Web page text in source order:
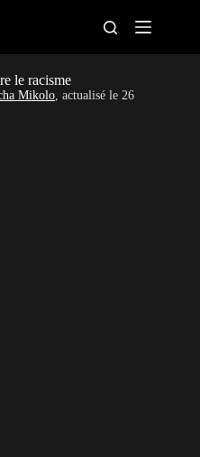
féminine
le racisme
Mikolo, actualisé le 26